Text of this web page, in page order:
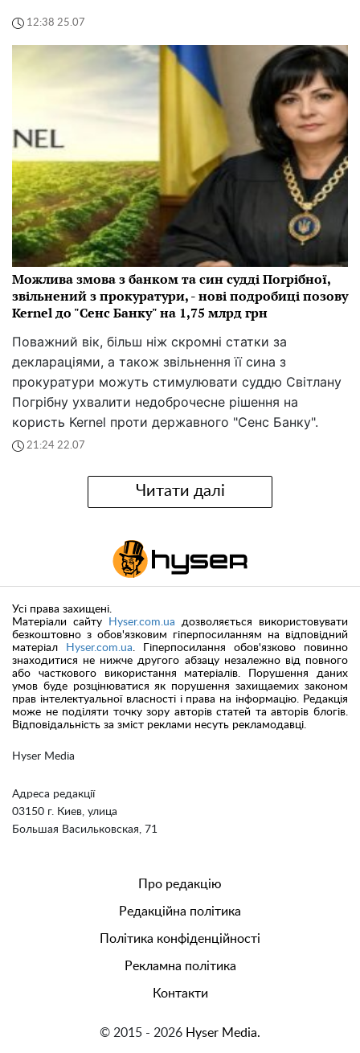
12:38 25.07
Можлива змова з банком та син судді Погрібної,
звільнений з прокуратури, - нові подробиці позову
Kernel до "Сенс Банку" на 1,75 млрд грн
Поважний вік, більш ніж скромні статки за
деклараціями, а також звільнення її сина з
прокуратури можуть стимулювати суддю Світлану
Погрібну ухвалити недоброчесне рішення на
користь Kernel проти державного "Сенс Банку".
21:24 22.07
Читати далі
Hyser Media
Адреса редакції
03150 г. Киев, улица
Большая Васильковская, 71
Усі права захищені.
Матеріали сайту
Hyser.com.ua дозволяється використовувати
безкоштовно з обов'язковим гіперпосиланням на відповідний
матеріал
Hyser.com.ua . Гіперпосилання обов'язково повинно
знаходитися не нижче другого абзацу незалежно від повного
або часткового використання матеріалів. Порушення даних
умов буде розцінюватися як порушення захищаемих законом
прав інтелектуальної власності і права на інформацію. Редакція
може не поділяти точку зору авторів статей та авторів блогів.
Відповідальність за зміст реклами несуть рекламодавці.
Про редакцію
Редакційна політика
Політика конфіденційності
Рекламна політика
Контакти
© 2015 - 2026 Hyser Media.